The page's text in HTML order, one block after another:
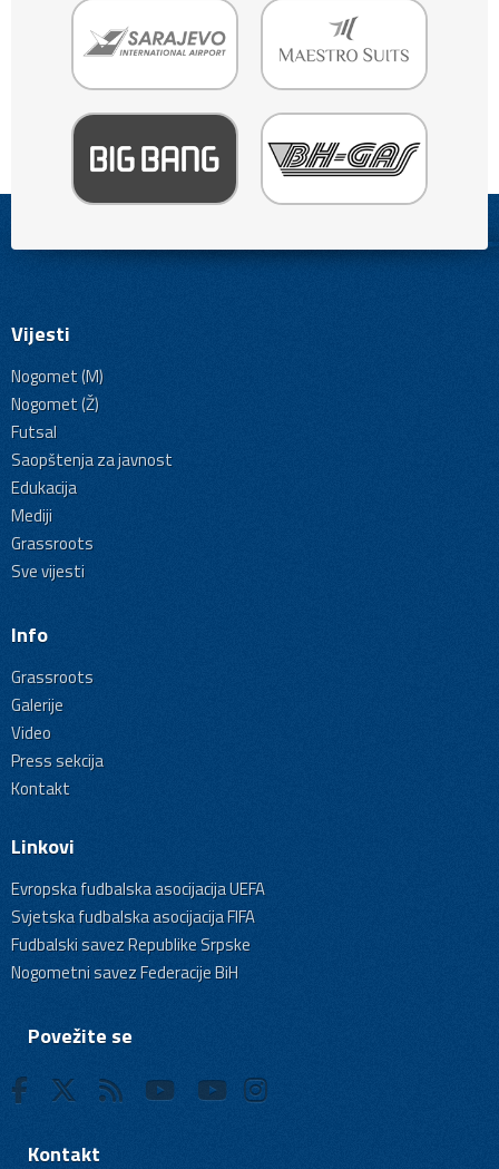
Vijesti
Nogomet (M)
Nogomet (Ž)
Futsal
Saopštenja za javnost
Edukacija
Mediji
Grassroots
Sve vijesti
Info
Grassroots
Galerije
Video
Press sekcija
Kontakt
Linkovi
Evropska fudbalska asocijacija UEFA
Svjetska fudbalska asocijacija FIFA
Fudbalski savez Republike Srpske
Nogometni savez Federacije BiH
Povežite se
Kontakt